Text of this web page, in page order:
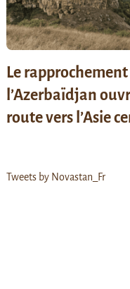
Le
l’Azerbaïdjan
route vers l’Asie
Tweets by Novastan_Fr